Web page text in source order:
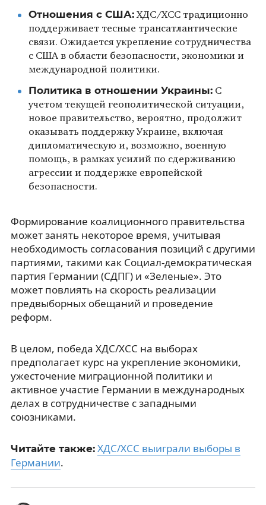
Отношения с США:ХДС/ХСС традиционно
поддерживает тесные трансатлантические
связи. Ожидается укрепление сотрудничества
с США в области безопасности, экономики и
международной политики.
Политика в отношении Украины:С
учетом текущей геополитической ситуации,
новое правительство, вероятно, продолжит
оказывать поддержку Украине, включая
дипломатическую и, возможно, военную
помощь, в рамках усилий по сдерживанию
агрессии и поддержке европейской
безопасности.
Формирование коалиционного правительства
может занять некоторое время, учитывая
необходимость согласования позиций с другими
партиями, такими как Социал-демократическая
партия Германии (СДПГ) и «Зеленые». Это
может повлиять на скорость реализации
предвыборных обещаний и проведение
реформ.
В целом, победа ХДС/ХСС на выборах
предполагает курс на укрепление экономики,
ужесточение миграционной политики и
активное участие Германии в международных
делах в сотрудничестве с западными
союзниками.
Читайте также: ХДС/ХСС выиграли выборы в
Германии.